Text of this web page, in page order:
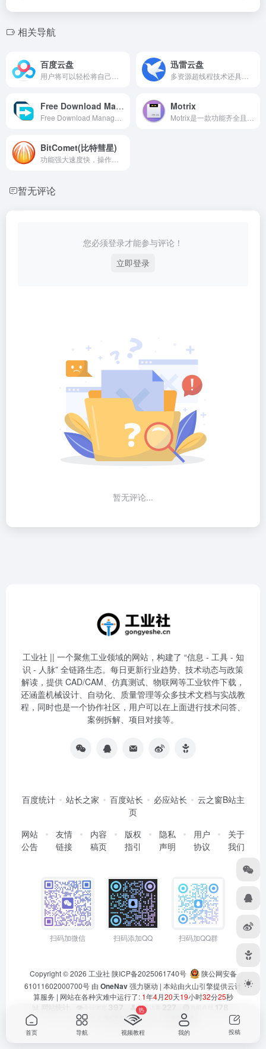
相关导航
百度云盘 迅雷云盘
Free Download Manager Motrix
BitComet(比特彗星)
暂无评论
您必须登录才能参与评论！
立即登录
暂无评论...
工业社 || 一个聚焦工业领域的网站，构建了 “信息 - 工具 - 知
识 - 人脉” 全链路生态。每日更新行业趋势、技术动态与政策
解读，提供 CAD/CAM、仿真测试、物联网等工业软件下载，
还涵盖机械设计、自动化、质量管理等众多技术文档与实战教
程，同时也是一个协作社区，用户可以在上面进行技术问答、
案例拆解、项目对接等。
百度统计 站长之家 百度站长 必应站长
云之窗B站主
页
网站
公告
友情
链接
内容
稿页
版权
指引
隐私
声明
用户
协议
关于
我们
扫码加微信 扫码添加QQ 扫码加QQ群
Copyright © 2026 工业社 陕ICP备2025061740号
陕公网安备
61011602000700号 由 OneNav强力驱动 | 本站由火山引擎提供云计
算服务 | 网站在各种灾难中运行了: 1年4月20天19小时32分25秒
👤今日访客
📊总浏览量 352421 👥 89916
首页 导航 视频教程
热
我的 投稿